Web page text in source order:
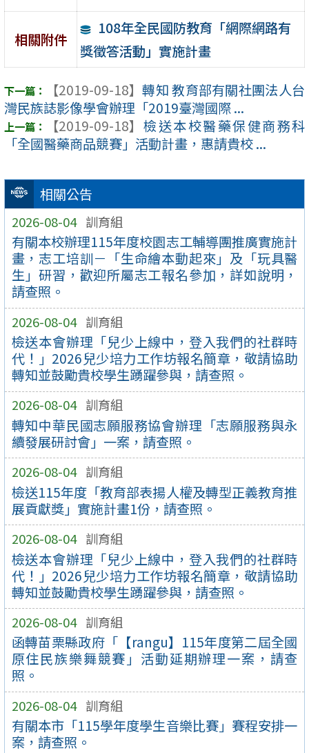
相關公告
2026-08-04 訓育組
有關本校辦理115年度校園志工輔導團推廣實施計
畫，志工培訓－「生命繪本動起來」及「玩具醫
生」研習，歡迎所屬志工報名參加，詳如說明，
請查照。
2026-08-04 訓育組
檢送本會辦理「兒少上線中，登入我們的社群時
代！」2026兒少培力工作坊報名簡章，敬請協助
轉知並鼓勵貴校學生踴躍參與，請查照。
2026-08-04 訓育組
轉知中華民國志願服務協會辦理「志願服務與永
續發展研討會」一案，請查照。
2026-08-04 訓育組
檢送115年度「教育部表揚人權及轉型正義教育推
展貢獻獎」實施計畫1份，請查照。
2026-08-04 訓育組
檢送本會辦理「兒少上線中，登入我們的社群時
代！」2026兒少培力工作坊報名簡章，敬請協助
轉知並鼓勵貴校學生踴躍參與，請查照。
2026-08-04 訓育組
函轉苗栗縣政府「【rangu】115年度第二屆全國
原住民族樂舞競賽」活動延期辦理一案，請查
照。
2026-08-04 訓育組
有關本市「115學年度學生音樂比賽」賽程安排一
案，請查照。
相關附件
108年全民國防教育「網際網路有
獎徵答活動」實施計畫
【2019-09-18】 轉知 教育部有關社團法人台
灣民族誌影像學會辦理「2019臺灣國際 ...
【2019-09-18】 檢送本校醫藥保健商務科
「全國醫藥商品競賽」活動計畫，惠請貴校 ...